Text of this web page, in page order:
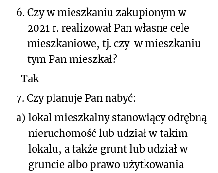
6. Czy w mieszkaniu zakupionym w
2021 r. realizował Pan własne cele
mieszkaniowe, tj. czy w mieszkaniu
tym Pan mieszkał?
Tak
7. Czy planuje Pan nabyć:
a) lokal mieszkalny stanowiący odrębną
nieruchomość lub udział w takim
lokalu, a także grunt lub udział w
gruncie albo prawo użytkowania